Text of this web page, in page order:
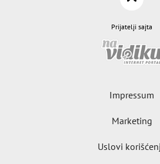
Prijatelji sajta
Impressum
Marketing
Uslovi